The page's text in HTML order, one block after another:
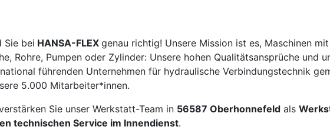
Sie bei HANSA-FLEX genau richtig! Unsere Mission ist es, Maschinen
Rohre, Pumpen oder Zylinder: Unsere hohen Qualitätsansprüche und
führenden Unternehmen für hydraulische Verbindungstechnik
5.000 Mitarbeiter*innen.
Sie unser Werkstatt-Team in 56587 Oberhonnefeld als
technischen Service im Innendienst.